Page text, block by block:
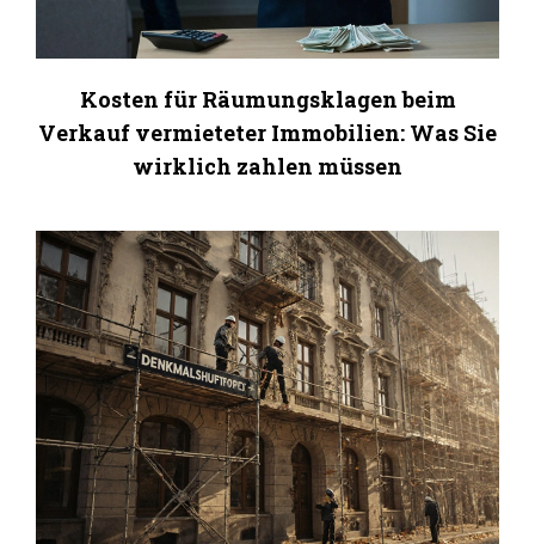
Kosten für Räumungsklagen beim
Verkauf vermieteter Immobilien: Was Sie
wirklich zahlen müssen